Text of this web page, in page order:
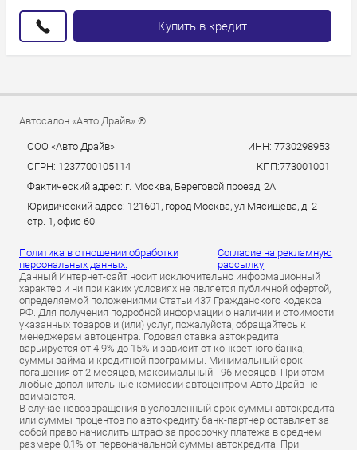
Купить в кредит
Автосалон «Авто Драйв» ®
ООО «Авто Драйв»
ИНН: 7730298953
ОГРН: 1237700105114
КПП:773001001
Фактический адрес: г. Москва, Береговой проезд, 2А
Юридический адрес: 121601, город Москва, ул Мясищева, д. 2
стр. 1, офис 60
Политика в отношении обработки
персональных данных.
Согласие на рекламную
рассылку
Данный Интернет-сайт носит исключительно информационный
характер и ни при каких условиях не является публичной офертой,
определяемой положениями Статьи 437 Гражданского кодекса
РФ. Для получения подробной информации о наличии и стоимости
указанных товаров и (или) услуг, пожалуйста, обращайтесь к
менеджерам автоцентра. Годовая ставка автокредита
варьируется от 4.9% до 15% и зависит от конкретного банка,
суммы займа и кредитной программы. Минимальный срок
погашения от 2 месяцев, максимальный - 96 месяцев. При этом
любые дополнительные комиссии автоцентром Авто Драйв не
взимаются.
В случае невозвращения в условленный срок суммы автокредита
или суммы процентов по автокредиту банк-партнер оставляет за
собой право начислить штраф за просрочку платежа в среднем
размере 0,1% от первоначальной суммы автокредита. При